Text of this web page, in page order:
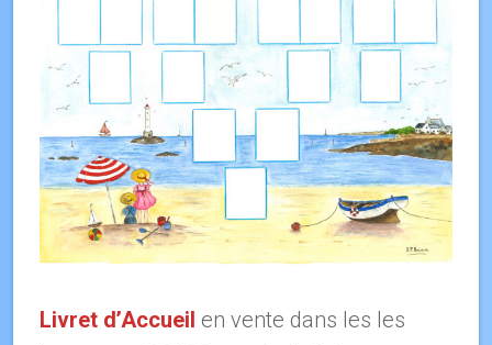
Livret d’Accueil en vente dans les les